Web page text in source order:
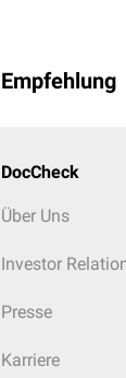
Empfehlung
DocCheck
Über Uns
Investor
Presse
Karriere